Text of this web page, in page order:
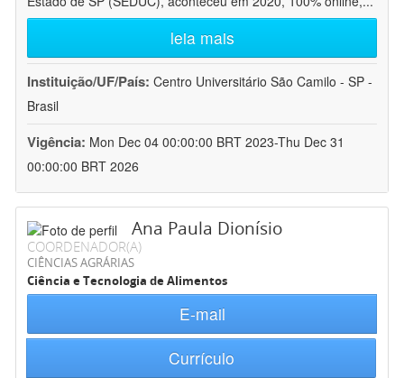
leia mais
Instituição/UF/País: Centro Universitário São Camilo - SP -
Brasil
Vigência: Mon Dec 04 00:00:00 BRT 2023-Thu Dec 31
00:00:00 BRT 2026
Ana Paula Dionísio
COORDENADOR(A)
CIÊNCIAS AGRÁRIAS
Ciência e Tecnologia de Alimentos
E-mail
Currículo